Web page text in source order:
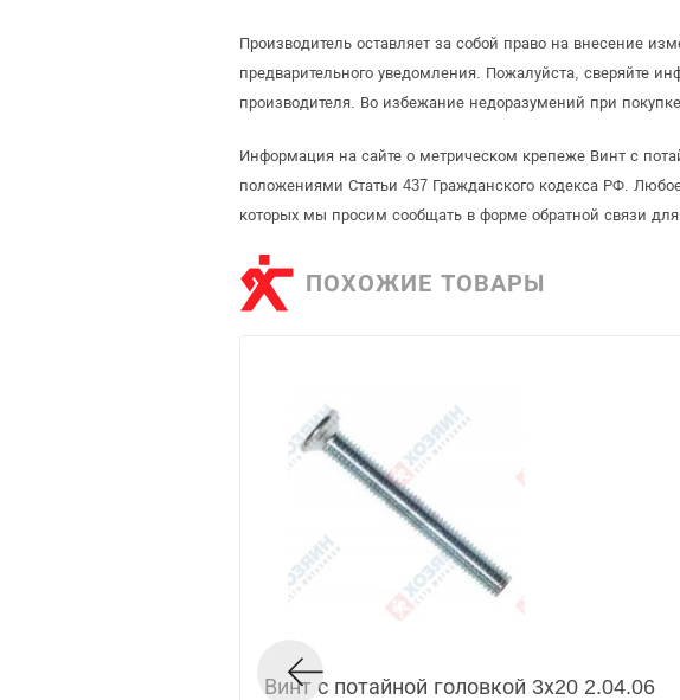
Производитель оставляет за собой право на внесение
предварительного уведомления. Пожалуйста,
производителя. Во избежание недоразумений при
Информация на сайте о метрическом крепеже Винт с
положениями Статьи 437 Гражданского кодекса РФ.
которых мы просим сообщать в форме обратной связи
ПОХОЖИЕ ТОВАРЫ
Винт с потайной головкой 3х20 2.04.06